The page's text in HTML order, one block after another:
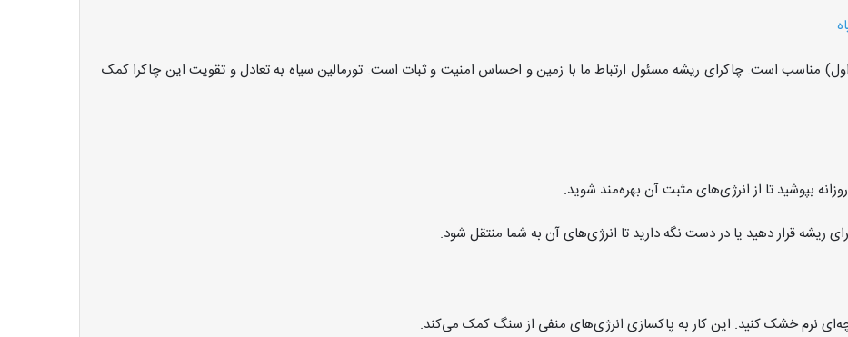
مناسب است. چاکرای ریشه مسئول ارتباط ما با زمین و احساس امنیت و ثبات است. تورمالین سیاه به تعادل و تقویت این چاکرا کمک
بپوشید تا از انرژی‌های مثبت آن بهره‌مند شوید.
ریشه قرار دهید یا در دست نگه دارید تا انرژی‌های آن به شما منتقل شود.
نرم خشک کنید. این کار به پاکسازی انرژی‌های منفی از سنگ کمک می‌کند.